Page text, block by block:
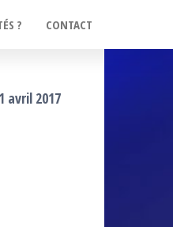
? CONTACT
1 avril 2017